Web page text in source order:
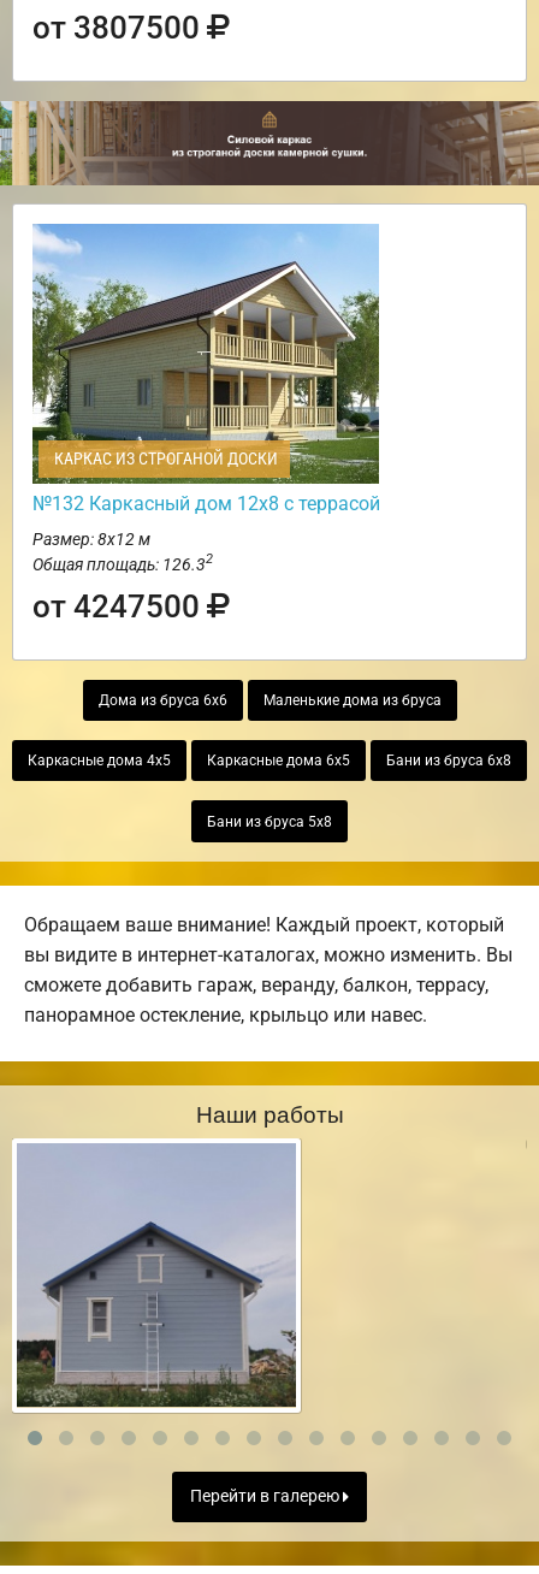
от 3807500
КАРКАС ИЗ СТРОГАНОЙ ДОСКИ
№132 Каркасный дом 12х8 с террасой
Размер: 8х12 м
Общая площадь: 126.32
от 4247500
Дома из бруса 6х6 Маленькие дома из бруса
Каркасные дома 4х5 Каркасные дома 6х5 Бани из бруса 6х8
Бани из бруса 5х8
Обращаем ваше внимание! Каждый проект, который
вы видите в интернет-каталогах, можно изменить. Вы
сможете добавить гараж, веранду, балкон, террасу,
панорамное остекление, крыльцо или навес.
Наши работы
Перейти в галерею